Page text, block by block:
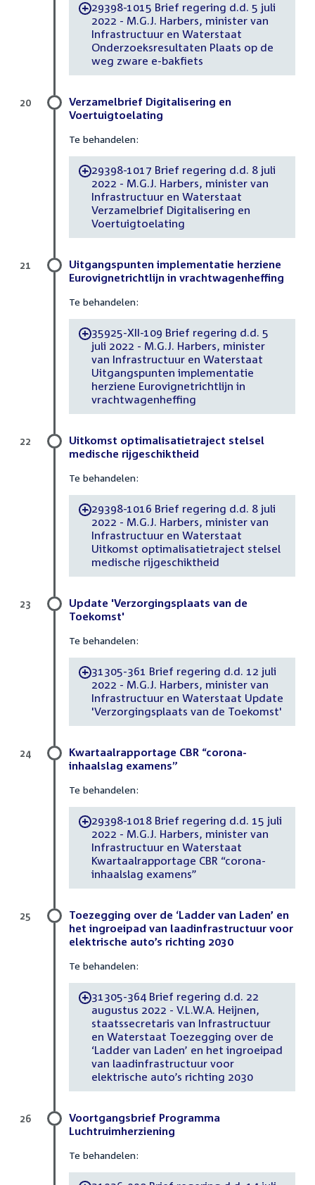
-29398-1015 Brief regering d.d. 5 juli
2022 - M.G.J. Harbers, minister van
Infrastructuur en Waterstaat
Onderzoeksresultaten Plaats op de
weg zware e-bakfiets
Verzamelbrief Digitalisering en
Voertuigtoelating
Te behandelen:
-29398-1017 Brief regering d.d. 8 juli
2022 - M.G.J. Harbers, minister van
Infrastructuur en Waterstaat
Verzamelbrief Digitalisering en
Voertuigtoelating
20
Uitgangspunten implementatie herziene
Eurovignetrichtlijn in vrachtwagenheffing
Te behandelen:
-35925-XII-109 Brief regering d.d. 5
juli 2022 - M.G.J. Harbers, minister
van Infrastructuur en Waterstaat
Uitgangspunten implementatie
herziene Eurovignetrichtlijn in
vrachtwagenheffing
21
Uitkomst optimalisatietraject stelsel
medische rijgeschiktheid
Te behandelen:
-29398-1016 Brief regering d.d. 8 juli
2022 - M.G.J. Harbers, minister van
Infrastructuur en Waterstaat
Uitkomst optimalisatietraject stelsel
medische rijgeschiktheid
22
Update 'Verzorgingsplaats van de
Toekomst'
Te behandelen:
-31305-361 Brief regering d.d. 12 juli
2022 - M.G.J. Harbers, minister van
Infrastructuur en Waterstaat Update
'Verzorgingsplaats van de Toekomst'
23
Kwartaalrapportage CBR “corona-
inhaalslag examens”
Te behandelen:
-29398-1018 Brief regering d.d. 15 juli
2022 - M.G.J. Harbers, minister van
Infrastructuur en Waterstaat
Kwartaalrapportage CBR “corona-
inhaalslag examens”
24
Toezegging over de ‘Ladder van Laden’ en
het ingroeipad van laadinfrastructuur voor
elektrische auto’s richting 2030
Te behandelen:
-31305-364 Brief regering d.d. 22
augustus 2022 - V.L.W.A. Heijnen,
staatssecretaris van Infrastructuur
en Waterstaat Toezegging over de
‘Ladder van Laden’ en het ingroeipad
van laadinfrastructuur voor
elektrische auto’s richting 2030
25
Voortgangsbrief Programma
Luchtruimherziening
Te behandelen:
26